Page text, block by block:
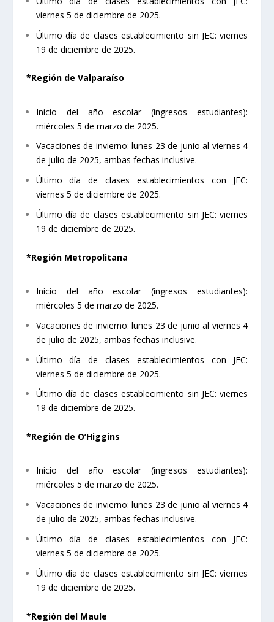
viernes 5 de diciembre de 2025.
Último día de clases establecimiento sin JEC: viernes
19 de diciembre de 2025.
*Región de Valparaíso
Inicio del año escolar (ingresos estudiantes):
miércoles 5 de marzo de 2025.
Vacaciones de invierno: lunes 23 de junio al viernes 4
de julio de 2025, ambas fechas inclusive.
Último día de clases establecimientos con JEC:
viernes 5 de diciembre de 2025.
Último día de clases establecimiento sin JEC: viernes
19 de diciembre de 2025.
*Región Metropolitana
Inicio del año escolar (ingresos estudiantes):
miércoles 5 de marzo de 2025.
Vacaciones de invierno: lunes 23 de junio al viernes 4
de julio de 2025, ambas fechas inclusive.
Último día de clases establecimientos con JEC:
viernes 5 de diciembre de 2025.
Último día de clases establecimiento sin JEC: viernes
19 de diciembre de 2025.
*Región de O’Higgins
Inicio del año escolar (ingresos estudiantes):
miércoles 5 de marzo de 2025.
Vacaciones de invierno: lunes 23 de junio al viernes 4
de julio de 2025, ambas fechas inclusive.
Último día de clases establecimientos con JEC:
viernes 5 de diciembre de 2025.
Último día de clases establecimiento sin JEC: viernes
19 de diciembre de 2025.
*Región del Maule